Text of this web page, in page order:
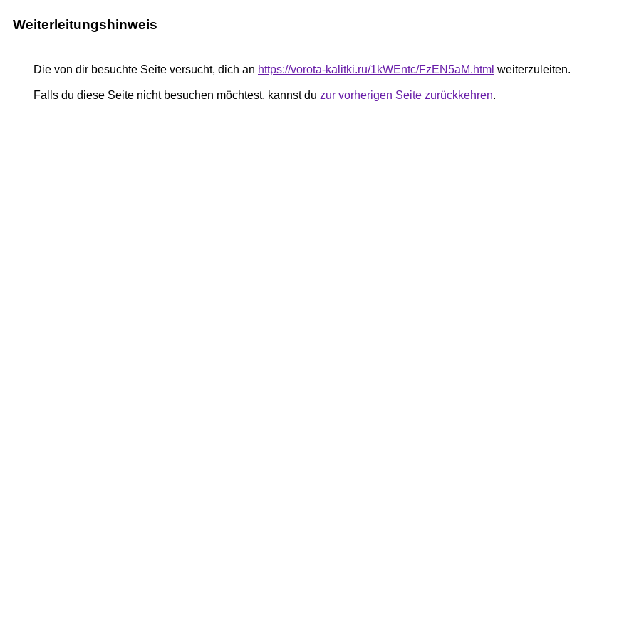
Weiterleitungshinweis
Die von dir besuchte Seite versucht, dich an https://vorota-kalitki.ru/1kWEntc/FzEN5aM.html weiterzuleiten.
Falls du diese Seite nicht besuchen möchtest, kannst du zur vorherigen Seite zurückkehren.